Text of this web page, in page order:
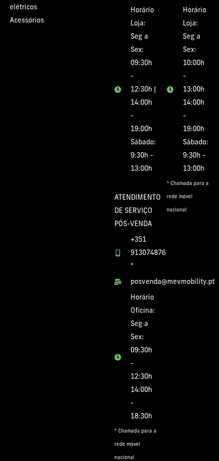
elétricos
Acessórios
Horário
Loja:
Seg a
Sex:
09:30h
-
12:30h |
14:00h
-
19:00h
Sábado:
9:30h -
13:00h
ATENDIMENTO
DE SERVIÇO
PÓS-VENDA
+351
913074876
*
posvenda@mevmobility.pt
Horário
Oficina:
Seg a
Sex:
09:30h
-
12:30h
14:00h
-
18:30h
* Chamada para a
rede móvel
nacional
Horário
Loja:
Seg a
Sex:
10:00h
-
13:00h
14:00h
-
19:00h
Sábado:
9:30h -
13:00h
* Chamada para a
rede móvel
nacional